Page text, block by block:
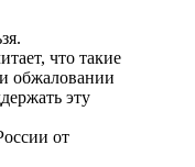
что такие
обжаловании
эту
от